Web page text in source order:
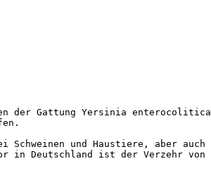
der Gattung Yersinia enterocolitica
Schweinen und Haustiere, aber auch
in Deutschland ist der Verzehr von